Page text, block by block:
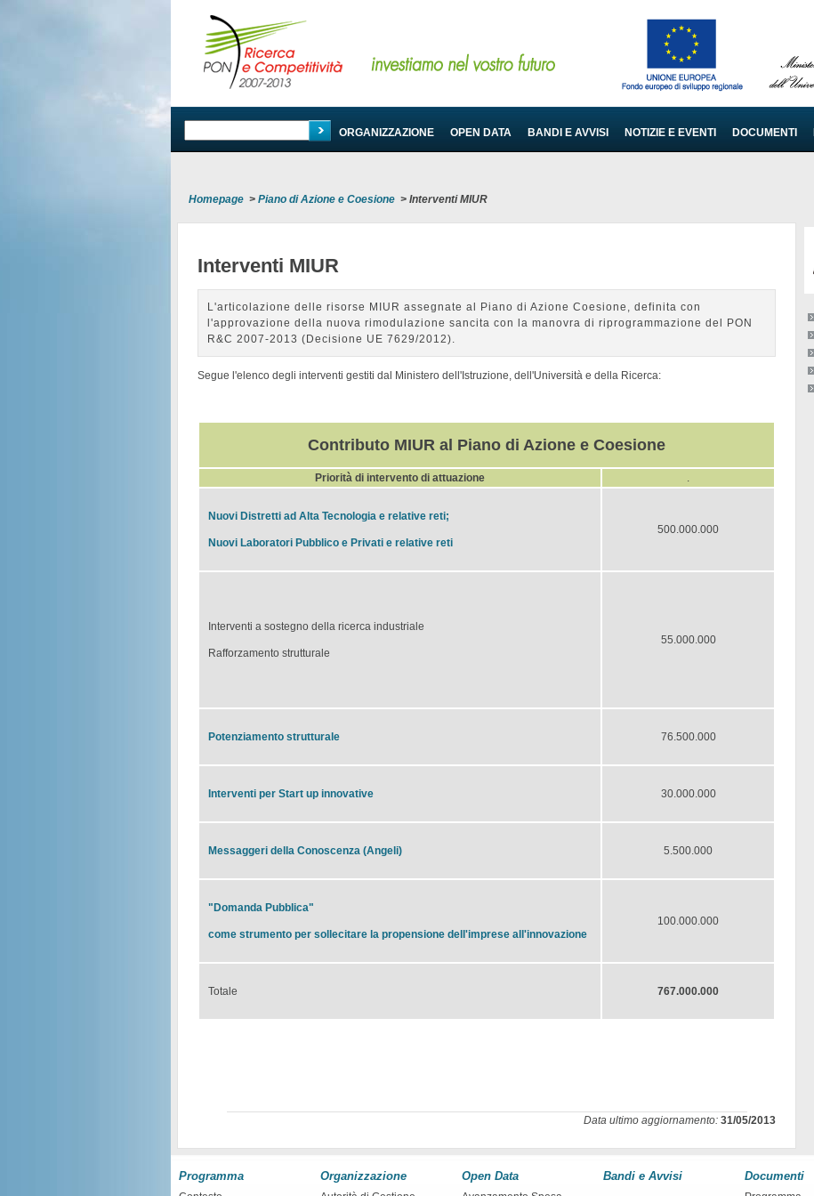
PROGRAMMA ORGANIZZAZIONE OPEN DATA BANDI E AVVISI NOTIZIE E EVENTI DOCUMENTI
Homepage > Piano di Azione e Coesione > Interventi MIUR
Interventi MIUR
L'articolazione delle risorse MIUR assegnate al Piano di Azione Coesione, definita con
l'approvazione della nuova rimodulazione sancita con la manovra di riprogrammazione del PON
R&C 2007-2013 (Decisione UE 7629/2012).
Segue l'elenco degli interventi gestiti dal Ministero dell'Istruzione, dell'Università e della Ricerca:
Contributo MIUR al Piano di Azione e Coesione
Priorità di intervento di attuazione
Nuovi Distretti ad Alta Tecnologia e relative reti;
Nuovi Laboratori Pubblico e Privati e relative reti
500.000.000
Interventi a sostegno della ricerca industriale
Rafforzamento strutturale
55.000.000
Potenziamento strutturale 76.500.000
Interventi per Start up innovative 30.000.000
Messaggeri della Conoscenza (Angeli) 5.500.000
"Domanda Pubblica"
come strumento per sollecitare la propensione dell'imprese all'innovazione
100.000.000
Totale 767.000.000
Data ultimo aggiornamento: 31/05/2013
Programma Organizzazione Open Data Bandi e Avvisi Documenti